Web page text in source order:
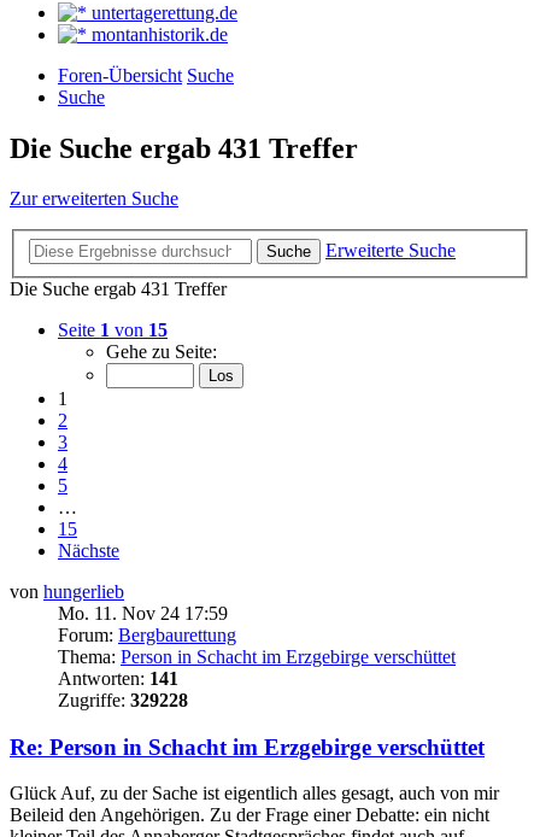
untertagerettung.de
montanhistorik.de
Foren-Übersicht Suche
Suche
Die Suche ergab 431 Treffer
Zur erweiterten Suche
Suche
Erweiterte Suche
Die Suche ergab 431 Treffer
Seite 1 von 15
Gehe zu Seite:
1
2
3
4
5
…
15
Nächste
von hungerlieb
Mo. 11. Nov 24 17:59
Forum: Bergbaurettung
Thema: Person in Schacht im Erzgebirge verschüttet
Antworten: 141
Zugriffe: 329228
Re: Person in Schacht im Erzgebirge verschüttet
Glück Auf, zu der Sache ist eigentlich alles gesagt, auch von mir
Beileid den Angehörigen. Zu der Frage einer Debatte: ein nicht